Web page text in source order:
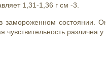
1,31-1,36 г см -3.
состоянии.
различна у